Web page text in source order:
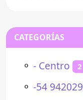
CATEGORÍAS
⚬ - Centro 2
⚬ -54 942029